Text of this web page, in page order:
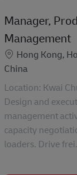
Manager,
Management
Ubicación
Hong Kong,
China
Location: Kwai
Design and
management
capacity
loaders. Drive